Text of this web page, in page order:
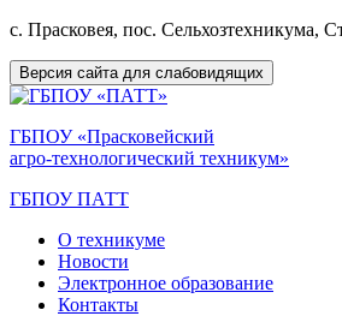
с. Прасковея, пос. Сельхозтехникума,
Версия сайта для слабовидящих
ГБПОУ «Прасковейский
агро-технологический техникум»
ГБПОУ ПАТТ
О техникуме
Новости
Электронное образование
Контакты